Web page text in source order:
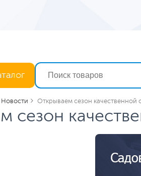
Новости Открываем сезон качественной
сезон